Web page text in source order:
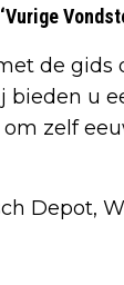
de
bieden u
zelf
Depot,